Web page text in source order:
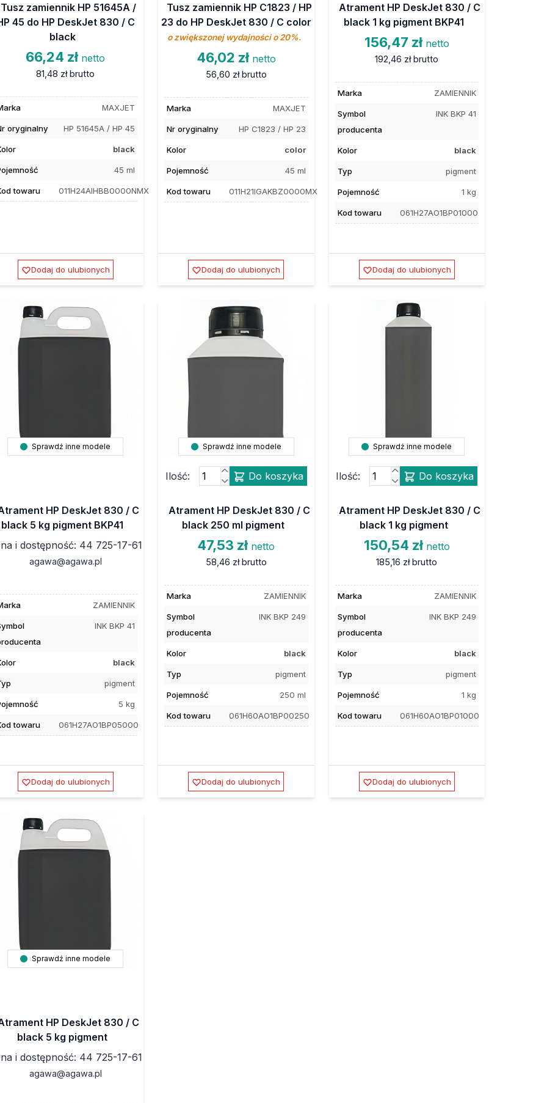
Tusz zamiennik HP 51645A /
45 do HP DeskJet 830 / C
black
66,24 zł netto
81,48 zł brutto
MAXJET
oryginalny HP 51645A / HP 45
black
45 ml
towaru 011H24AIHBB0000NMX
Dodaj do ulubionych
Tusz zamiennik HP C1823 / HP
23 do HP DeskJet 830 / C color
o zwiększonej wydajności o 20%.
46,02 zł netto
56,60 zł brutto
Marka MAXJET
Nr oryginalny HP C1823 / HP 23
Kolor color
Pojemność 45 ml
Kod towaru 011H21IGAKBZ0000MX
Dodaj do ulubionych
Atrament HP DeskJet 830 / C
black 1 kg pigment BKP41
156,47 zł netto
192,46 zł brutto
Marka ZAMIENNIK
Symbol
producenta
INK BKP 41
Kolor black
Typ pigment
Pojemność 1 kg
Kod towaru 061H27AO1BP01000
Dodaj do ulubionych
Sprawdź inne modele
HP DeskJet 830 / C
black 5 kg pigment BKP41
i dostępność: 44 725-17-61
agawa@agawa.pl
ZAMIENNIK
INK BKP 41
black
pigment
5 kg
towaru 061H27AO1BP05000
Dodaj do ulubionych
Sprawdź inne modele
Ilość: Do koszyka
Atrament HP DeskJet 830 / C
black 250 ml pigment
47,53 zł netto
58,46 zł brutto
Marka ZAMIENNIK
Symbol
producenta
INK BKP 249
Kolor black
Typ pigment
Pojemność 250 ml
Kod towaru 061H60AO1BP00250
Dodaj do ulubionych
Sprawdź inne modele
Ilość: Do koszyka
Atrament HP DeskJet 830 / C
black 1 kg pigment
150,54 zł netto
185,16 zł brutto
Marka ZAMIENNIK
Symbol
producenta
INK BKP 249
Kolor black
Typ pigment
Pojemność 1 kg
Kod towaru 061H60AO1BP01000
Dodaj do ulubionych
Sprawdź inne modele
HP DeskJet 830 / C
black 5 kg pigment
i dostępność: 44 725-17-61
agawa@agawa.pl